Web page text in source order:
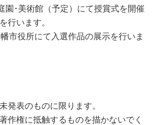
園･美術館（予定）にて授賞式を開催
行います。
市役所にて入選作品の展示を行いま
発表のものに限ります。
作権に抵触するものを描かないでく